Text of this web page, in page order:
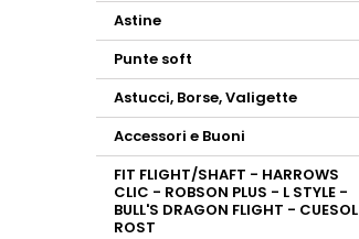
Astine
Punte soft
Astucci, Borse, Valigette
Accessori e Buoni
FIT FLIGHT/SHAFT - HARROWS
CLIC - ROBSON PLUS - L STYLE -
BULL'S DRAGON FLIGHT - CUESOL
ROST